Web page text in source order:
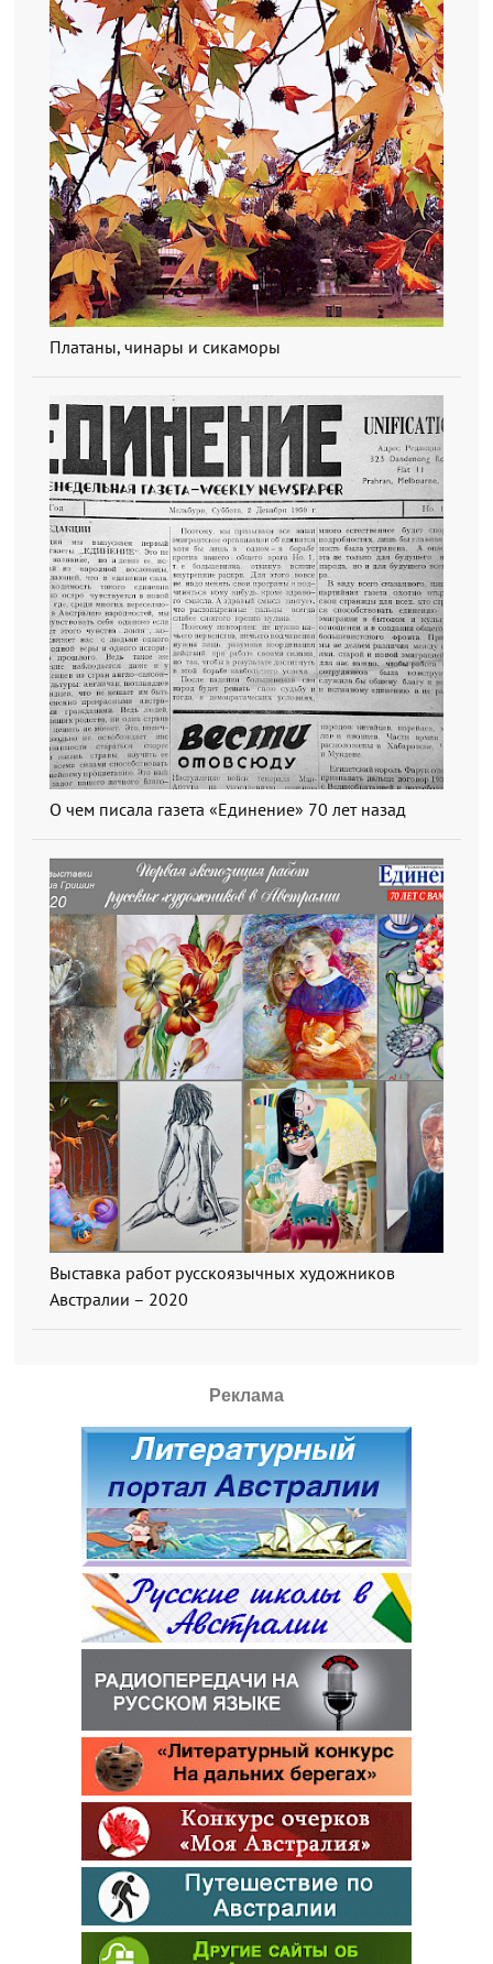
Платаны, чинары и сикаморы
О чем писала газета «Единение» 70 лет назад
Выставка работ русскоязычных художников
Австралии – 2020
Реклама